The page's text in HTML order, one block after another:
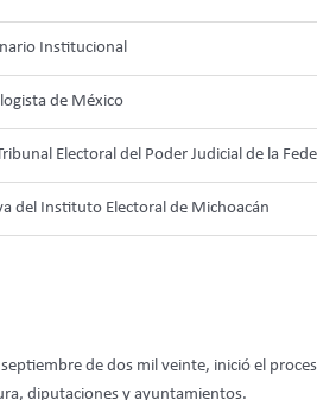
Institucional
de México
Electoral del Poder Judicial de la
del Instituto Electoral de Michoacán
septiembre de dos mil veinte, inició el
diputaciones y ayuntamientos.